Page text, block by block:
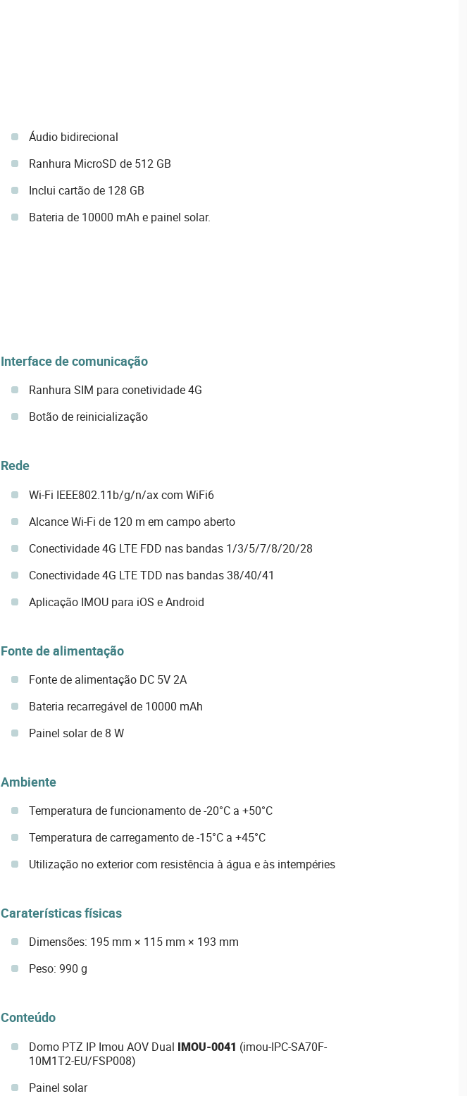
Áudio bidirecional
Ranhura MicroSD de 512 GB
Inclui cartão de 128 GB
Bateria de 10000 mAh e painel solar.
Interface de comunicação
Ranhura SIM para conetividade 4G
Botão de reinicialização
Rede
Wi-Fi IEEE802.11b/g/n/ax com WiFi6
Alcance Wi-Fi de 120 m em campo aberto
Conectividade 4G LTE FDD nas bandas 1/3/5/7/8/20/28
Conectividade 4G LTE TDD nas bandas 38/40/41
Aplicação IMOU para iOS e Android
Fonte de alimentação
Fonte de alimentação DC 5V 2A
Bateria recarregável de 10000 mAh
Painel solar de 8 W
Ambiente
Temperatura de funcionamento de -20°C a +50°C
Temperatura de carregamento de -15°C a +45°C
Utilização no exterior com resistência à água e às intempéries
Caraterísticas físicas
Dimensões: 195 mm × 115 mm × 193 mm
Peso: 990 g
Conteúdo
Domo PTZ IP Imou AOV Dual IMOU-0041 (imou-IPC-SA70F-
10M1T2-EU/FSP008)
Painel solar